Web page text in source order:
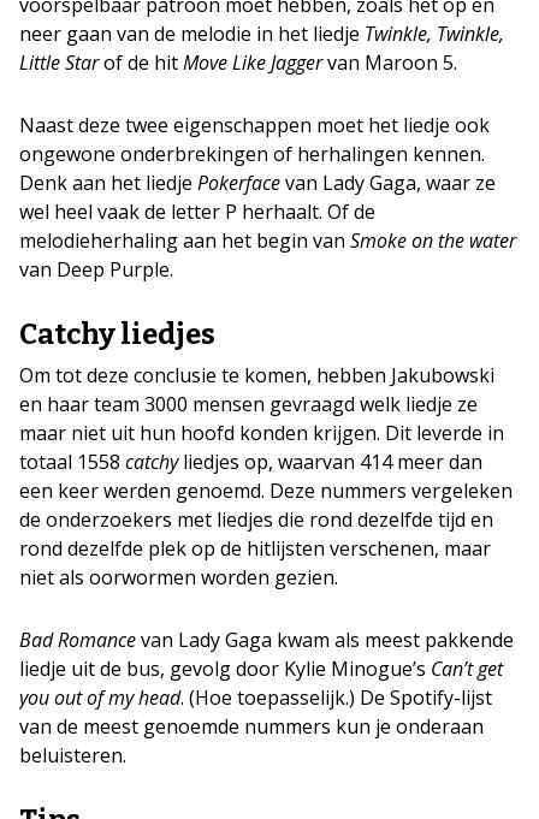
neer gaan van de melodie in het liedje Twinkle, Twinkle,
Little Starof de hitMove Like Jaggervan Maroon 5.
Naast deze twee eigenschappen moet het liedje ook
ongewone onderbrekingen of herhalingen kennen.
Denk aan het liedje Pokerfacevan Lady Gaga, waar ze
wel heel vaak de letter P herhaalt. Of de
melodieherhaling aan het begin van Smoke on the water
van Deep Purple.
Catchy liedjes
Om tot deze conclusie te komen, hebben Jakubowski
en haar team 3000 mensen gevraagd welk liedje ze
maar niet uit hun hoofd konden krijgen. Dit leverde in
totaal 1558 catchyliedjes op, waarvan 414 meer dan
een keer werden genoemd. Deze nummers vergeleken
de onderzoekers met liedjes die rond dezelfde tijd en
rond dezelfde plek op de hitlijsten verschenen, maar
niet als oorwormen worden gezien.
Bad Romancevan Lady Gaga kwam als meest pakkende
liedje uit de bus, gevolg door Kylie Minogue’s Can’t get
you out of my head. (Hoe toepasselijk.) De Spotify-lijst
van de meest genoemde nummers kun je onderaan
beluisteren.